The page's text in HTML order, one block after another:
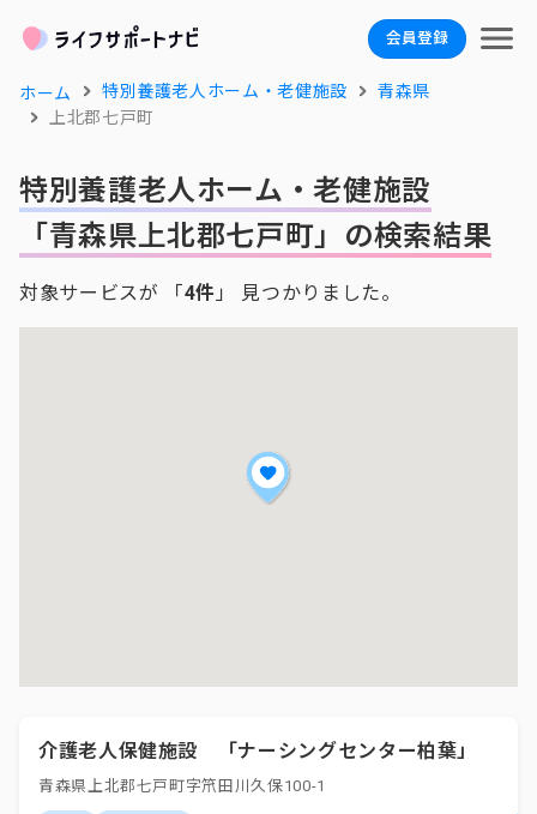
会員登録
ホーム 特別養護老人ホーム・老健施設
青森県
上北郡七戸町
特別養護老人ホーム・老健施設
「青森県上北郡七戸町」の検索結果
対象サービスが 「4件 」 見つかりました。
介護老人保健施設 「ナーシングセンター柏葉」
青森県上北郡七戸町字笊田川久保100-1